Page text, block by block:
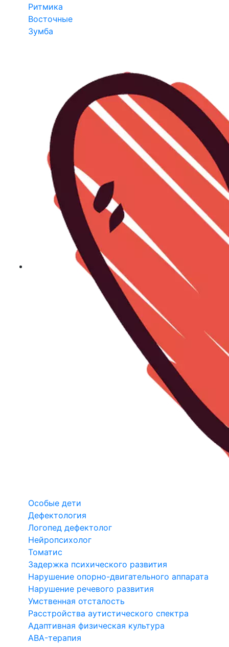
Ритмика
Восточные
Зумба
Особые дети
Дефектология
Логопед дефектолог
Нейропсихолог
Томатис
Задержка психического развития
Нарушение опорно-двигательного аппарата
Нарушение речевого развития
Умственная отсталость
Расстройства аутистического спектра
Адаптивная физическая культура
ABA-терапия